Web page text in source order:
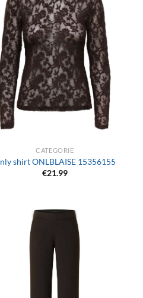
CATEGORIE
shirt ONLBLAISE 15356155
€21.99